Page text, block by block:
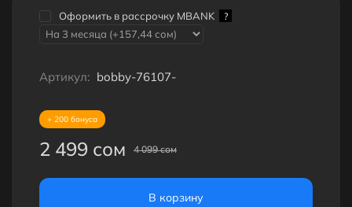
Оформить в рассрочку MBANK ?
Артикул: bobby-76107-
+ 200 бонуса
2 499 сом 4 099 сом
В корзину